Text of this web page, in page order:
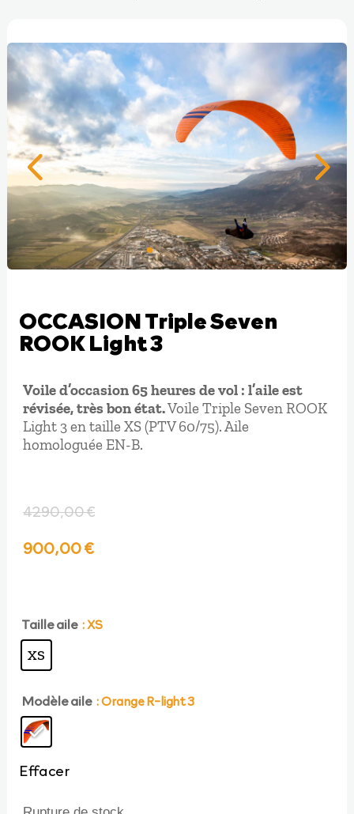
OCCASION Triple Seven
ROOK Light 3
Voile d’occasion 65 heures de vol : l’aile est
révisée, très bon état.Voile Triple Seven ROOK
Light 3 en taille XS (PTV 60/75). Aile
homologuée EN-B.
4290,00€
Le
initial
était :
4290,00 €.
900,00€Le
actuel
900,00 €.
Taille aile : XS
XS
Modèle aile : Orange R-light 3
Effacer